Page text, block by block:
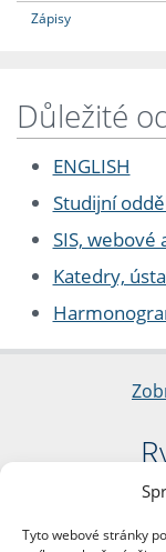
Tyto webové stránky
Zápisy
Důležité
ENGLISH
Studijní
SIS, webové
Katedry,